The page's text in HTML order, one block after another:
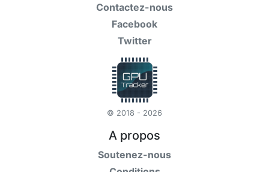
Contactez-nous
Facebook
Twitter
© 2018 - 2026
A propos
Soutenez-nous